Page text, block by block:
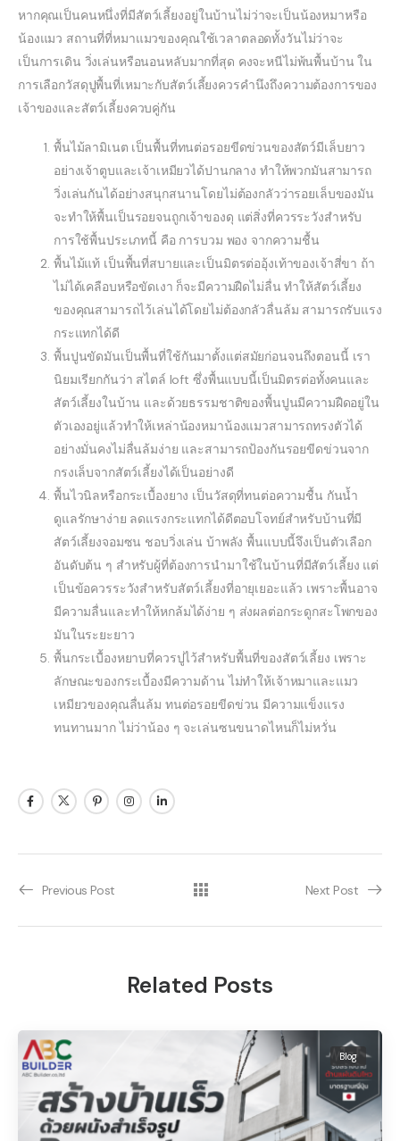
หากคุณเป็นคนหนึ่งที่มีสัตว์เลี้ยงอยู่ในบ้านไม่ว่าจะเป็นน้องหมาหรือ
น้องแมว สถานที่ที่หมาแมวของคุณใช้เวลาตลอดทั้งวันไม่ว่าจะ
เป็นการเดิน วิ่งเล่นหรือนอนหลับมากที่สุด คงจะหนีไม่พ้นพื้นบ้าน ใน
การเลือกวัสดุปูพื้นที่เหมาะกับสัตว์เลี้ยงควรคำนึงถึงความต้องการของ
เจ้าของและสัตว์เลี้ยงควบคู่กัน
พื้นไม้ลามิเนต เป็นพื้นที่ทนต่อรอยขีดข่วนของสัตว์มีเล็บยาว
อย่างเจ้าตูบและเจ้าเหมียวได้ปานกลาง ทำให้พวกมันสามารถ
วิ่งเล่นกันได้อย่างสนุกสนานโดยไม่ต้องกลัวว่ารอยเล็บของมัน
จะทำให้พื้นเป็นรอยจนถูกเจ้าของดุ แต่สิ่งที่ควรระวังสำหรับ
การใช้พื้นประเภทนี้ คือ การบวม พอง จากความชื้น
พื้นไม้แท้ เป็นพื้นที่สบายและเป็นมิตรต่ออุ้งเท้าของเจ้าสี่ขา ถ้า
ไม่ได้เคลือบหรือขัดเงา ก็จะมีความฝืดไม่ลื่น ทำให้สัตว์เลี้ยง
ของคุณสามารถไว้เล่นได้โดยไม่ต้องกลัวลื่นล้ม สามารถรับแรง
กระแทกได้ดี
พื้นปูนขัดมันเป็นพื้นที่ใช้กันมาตั้งแต่สมัยก่อนจนถึงตอนนี้ เรา
นิยมเรียกกันว่า สไตล์ loft ซึ่งพื้นแบบนี้เป็นมิตรต่อทั้งคนและ
สัตว์เลี้ยงในบ้าน และด้วยธรรมชาติของพื้นปูนมีความฝืดอยู่ใน
ตัวเองอยู่แล้วทำให้เหล่าน้องหมาน้องแมวสามารถทรงตัวได้
อย่างมั่นคงไม่ลื่นล้มง่าย และสามารถป้องกันรอยขีดข่วนจาก
กรงเล็บจากสัตว์เลี้ยงได้เป็นอย่างดี
พื้นไวนิลหรือกระเบื้องยาง เป็นวัสดุที่ทนต่อความชื้น กันน้ำ
ดูแลรักษาง่าย ลดแรงกระแทกได้ดีตอบโจทย์สำหรับบ้านที่มี
สัตว์เลี้ยงจอมซน ชอบวิ่งเล่น บ้าพลัง พื้นแบบนี้จึงเป็นตัวเลือก
อันดับต้น ๆ สำหรับผู้ที่ต้องการนำมาใช้ในบ้านที่มีสัตว์เลี้ยง แต่
เป็นข้อควรระวังสำหรับสัตว์เลี้ยงที่อายุเยอะแล้ว เพราะพื้นอาจ
มีความลื่นและทำให้หกล้มได้ง่าย ๆ ส่งผลต่อกระดูกสะโพกของ
มันในระยะยาว
พื้นกระเบื้องหยาบที่ควรปูไว้สำหรับพื้นที่ของสัตว์เลี้ยง เพราะ
ลักษณะของกระเบื้องมีความด้าน ไม่ทำให้เจ้าหมาและแมว
เหมียวของคุณลื่นล้ม ทนต่อรอยขีดข่วน มีความแข็งแรง
ทนทานมาก ไม่ว่าน้อง ๆ จะเล่นซนขนาดไหนก็ไม่หวั่น
Previous Post Next Post
Related Posts
Blog